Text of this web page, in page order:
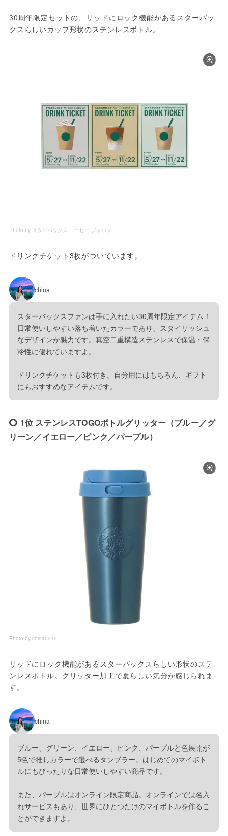
30周年限定セットの、リッドにロック機能があるスターバッ
クスらしいカップ形状のステンレスボトル。
Photo by スターバックス コーヒー ジャパン
ドリンクチケット3枚がついています。
china
スターバックスファンは手に入れたい30周年限定アイテム！
日常使いしやすい落ち着いたカラーであり、スタイリッシュ
なデザインが魅力です。真空二重構造ステンレスで保温・保
冷性に優れていますよ。
ドリンクチケットも3枚付き。自分用にはもちろん、ギフト
にもおすすめなアイテムです。
1位 ステンレスTOGOボトルグリッター（ブルー／グ
リーン／イエロー／ピンク／パープル）
Photo by china0515
リッドにロック機能があるスターバックスらしい形状のステ
ンレスボトル。グリッター加工で夏らしい気分が感じられま
す。
china
ブルー、グリーン、イエロー、ピンク、パープルと色展開が
5色で推しカラーで選べるタンブラー。はじめてのマイボト
ルにもぴったりな日常使いしやすい商品です。
また、パープルはオンライン限定商品。オンラインでは名入
れサービスもあり、世界にひとつだけのマイボトルを作るこ
とができますよ。